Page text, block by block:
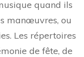
quand ils
manœuvres, ou
Les répertoires
de fête, de